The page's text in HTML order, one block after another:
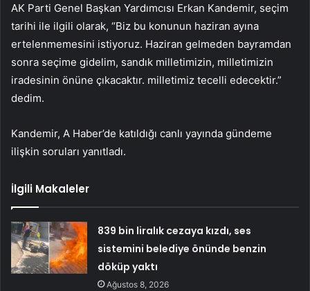
AK Parti Genel Başkan Yardımcısı Erkan Kandemir, seçim
tarihi ile ilgili olarak, “Biz bu konunun haziran ayına
ertelenmemesini istiyoruz. Haziran gelmeden bayramdan
sonra seçime gidelim, sandık milletimizin, milletimizin
iradesinin önüne çıkacaktır. milletimiz tecelli edecektir.”
dedim.
Kandemir, A Haber’de katıldığı canlı yayında gündeme
ilişkin soruları yanıtladı.
İlgili Makaleler
839 bin liralık cezaya kızdı, ses
sistemini belediye önünde benzin
döküp yaktı
Ağustos 8, 2026